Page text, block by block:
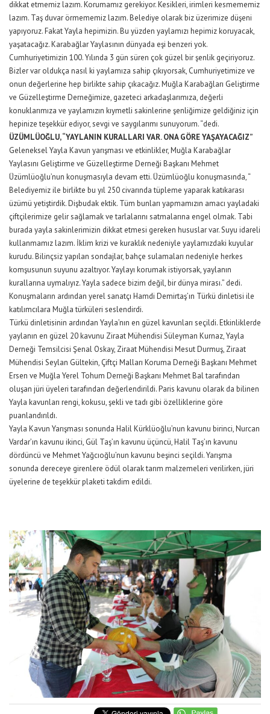
dikkat etmemiz lazım. Korumamız gerekiyor. Kesikleri, irimleri kesmememiz
lazım. Taş duvar örmememiz lazım. Belediye olarak biz üzerimize düşeni
yapıyoruz. Fakat Yayla hepimizin. Bu yüzden yaylamızı hepimiz koruyacak,
yaşatacağız. Karabağlar Yaylasının dünyada eşi benzeri yok.
Cumhuriyetimizin 100. Yılında 3 gün süren çok güzel bir şenlik geçiriyoruz.
Bizler var oldukça nasıl ki yaylamıza sahip çıkıyorsak, Cumhuriyetimize ve
onun değerlerine hep birlikte sahip çıkacağız. Muğla Karabağları Geliştirme
ve Güzelleştirme Derneğimize, gazeteci arkadaşlarımıza, değerli
konuklarımıza ve yaylamızın kıymetli sakinlerine şenliğimize geldiğiniz için
hepinize teşekkür ediyor, sevgi ve saygılarımı sunuyorum. “dedi.
ÜZÜMLÜOĞLU, “YAYLANIN KURALLARI VAR. ONA GÖRE YAŞAYACAĞIZ”
Geleneksel Yayla Kavun yarışması ve etkinlikler, Muğla Karabağlar
Yaylasını Geliştirme ve Güzelleştirme Derneği Başkanı Mehmet
Üzümlüoğlu’nun konuşmasıyla devam etti. Üzümlüoğlu konuşmasında, “
Belediyemiz ile birlikte bu yıl 250 civarında tüpleme yaparak katıkarası
üzümü yetiştirdik. Dişbudak ektik. Tüm bunları yapmamızın amacı yayladaki
çiftçilerimize gelir sağlamak ve tarlalarını satmalarına engel olmak. Tabi
burada yayla sakinlerimizin dikkat etmesi gereken hususlar var. Suyu idareli
kullanmamız lazım. İklim krizi ve kuraklık nedeniyle yaylamızdaki kuyular
kurudu. Bilinçsiz yapılan sondajlar, bahçe sulamaları nedeniyle herkes
komşusunun suyunu azaltıyor. Yaylayı korumak istiyorsak, yaylanın
kurallarına uymalıyız. Yayla sadece bizim değil, bir dünya mirası.” dedi.
Konuşmaların ardından yerel sanatçı Hamdi Demirtaş’ın Türkü dinletisi ile
katılımcılara Muğla türküleri seslendirdi.
Türkü dinletisinin ardından Yayla’nın en güzel kavunları seçildi. Etkinliklerde
yaylanın en güzel 20 kavunu Ziraat Mühendisi Süleyman Kurnaz, Yayla
Derneği Temsilcisi Şenal Oskay, Ziraat Mühendisi Mesut Durmuş, Ziraat
Mühendisi Seylan Gültekin, Çiftçi Malları Koruma Derneği Başkanı Mehmet
Ersen ve Muğla Yerel Tohum Derneği Başkanı Mehmet Bal tarafından
oluşan jüri üyeleri tarafından değerlendirildi. Paris kavunu olarak da bilinen
Yayla kavunları rengi, kokusu, şekli ve tadı gibi özelliklerine göre
puanlandırıldı.
Yayla Kavun Yarışması sonunda Halil Kürklüoğlu’nun kavunu birinci, Nurcan
Vardar’ın kavunu ikinci, Gül Taş’ın kavunu üçüncü, Halil Taş’ın kavunu
dördüncü ve Mehmet Yağcıoğlu’nun kavunu beşinci seçildi. Yarışma
sonunda dereceye girenlere ödül olarak tarım malzemeleri verilirken, jüri
üyelerine de teşekkür plaketi takdim edildi.